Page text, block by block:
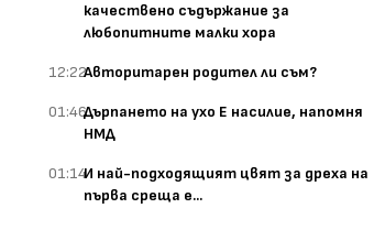
качествено съдържание за
любопитните малки хора
12:22Авторитарен родител ли съм?
01:46Дърпането на ухо Е насилие, напомня
НМД
01:14И най-подходящият цвят за дреха на
първа среща е...